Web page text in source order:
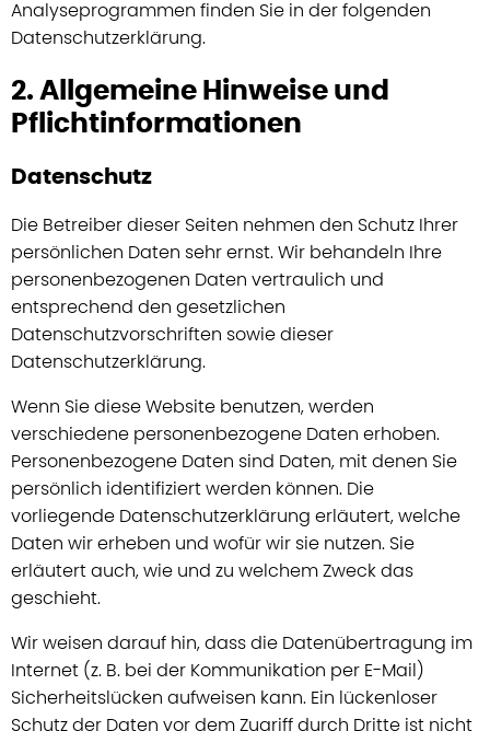
Analyseprogrammen finden Sie in der folgenden
Datenschutzerklärung.
2. Allgemeine Hinweise und
Pflichtinformationen
Datenschutz
Die Betreiber dieser Seiten nehmen den Schutz Ihrer
persönlichen Daten sehr ernst. Wir behandeln Ihre
personenbezogenen Daten vertraulich und
entsprechend den gesetzlichen
Datenschutzvorschriften sowie dieser
Datenschutzerklärung.
Wenn Sie diese Website benutzen, werden
verschiedene personenbezogene Daten erhoben.
Personenbezogene Daten sind Daten, mit denen Sie
persönlich identifiziert werden können. Die
vorliegende Datenschutzerklärung erläutert, welche
Daten wir erheben und wofür wir sie nutzen. Sie
erläutert auch, wie und zu welchem Zweck das
geschieht.
Wir weisen darauf hin, dass die Datenübertragung im
Internet (z. B. bei der Kommunikation per E-Mail)
Sicherheitslücken aufweisen kann. Ein lückenloser
Schutz der Daten vor dem Zugriff durch Dritte ist nicht